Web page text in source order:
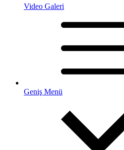
Video Galeri
Geniş Menü